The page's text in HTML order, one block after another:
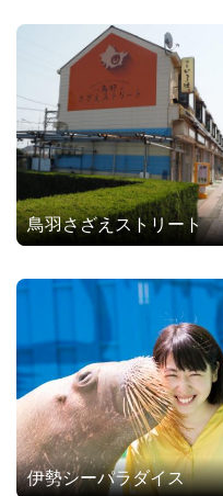
鳥羽さざえストリート
伊勢シーパラダイス